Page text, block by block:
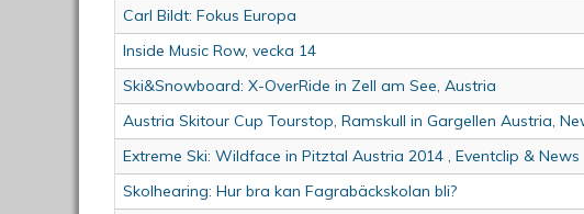
Carl Bildt: Fokus Europa
Inside Music Row, vecka 14
Ski&Snowboard: X-OverRide in Zell am See, Austria
Austria Skitour Cup Tourstop, Ramskull in Gargellen Austria,
Extreme Ski: Wildface in Pitztal Austria 2014 , Eventclip & News
Skolhearing: Hur bra kan Fagrabäckskolan bli?